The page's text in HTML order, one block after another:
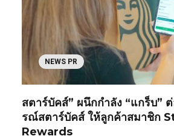
NEWS PR
สตาร์บัคส์” ผนึกกำลัง “แกร็บ”
รณ์สตาร์บัคส์ ให้ลูกค้าสมาชิก
Rewards